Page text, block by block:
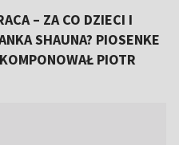
– ZA CO DZIECI I
SHAUNA? PIOSENKE
PIOTR